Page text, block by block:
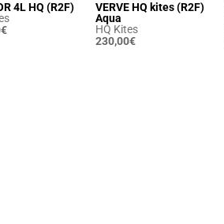
4L HQ (R2F)
€
VERVE HQ kites (R2F)
Aqua
HQ Kites
230,00€